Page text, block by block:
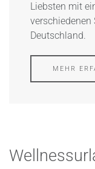
Liebsten mit
Deutschland.
MEHR